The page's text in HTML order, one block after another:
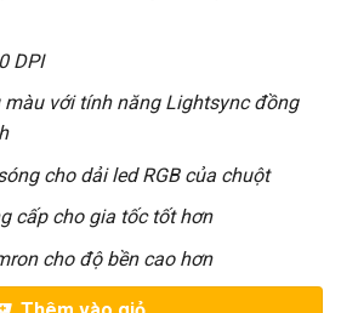
DPI
màu với tính năng Lightsync đồng
cho dải led RGB của chuột
cấp cho gia tốc tốt hơn
cho độ bền cao hơn